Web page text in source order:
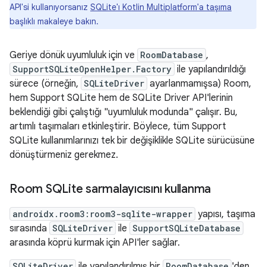
API'si kullanıyorsanız SQLite'ı Kotlin Multiplatform'a taşıma
başlıklı makaleye bakın.
Geriye dönük uyumluluk için ve RoomDatabase ,
SupportSQLiteOpenHelper.Factory ile yapılandırıldığı
sürece (örneğin, SQLiteDriver ayarlanmamışsa) Room,
hem Support SQLite hem de SQLite Driver API'lerinin
beklendiği gibi çalıştığı "uyumluluk modunda" çalışır. Bu,
artımlı taşımaları etkinleştirir. Böylece, tüm Support
SQLite kullanımlarınızı tek bir değişiklikle SQLite sürücüsüne
dönüştürmeniz gerekmez.
Room SQLite sarmalayıcısını kullanma
androidx.room3:room3-sqlite-wrapper yapısı, taşıma
sırasında SQLiteDriver ile SupportSQLiteDatabase
arasında köprü kurmak için API'ler sağlar.